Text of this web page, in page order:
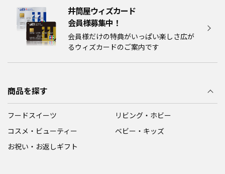
井筒屋ウィズカード
会員様募集中！​​
会員様だけの特典がいっぱい楽しさ広が
るウィズカードのご案内です
商品を探す
フードスイーツ
リビング・ホビー
コスメ・ビューティー
ベビー・キッズ
お祝い・お返しギフト